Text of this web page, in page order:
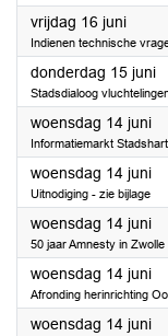
vrijdag 16 juni2023
Indienen technische
donderdag 15 juni
Stadsdialoog
woensdag 14 juni
Informatiemarkt Stadshart
woensdag 14 juni
Uitnodiging - zie bijlage
woensdag 14 juni
50 jaar Amnesty in Zwolle
woensdag 14 juni
Afronding herinrichting
woensdag 14 juni